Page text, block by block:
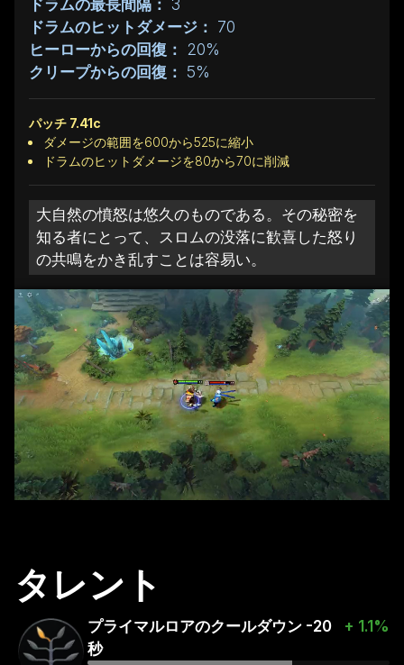
ドラムの最長間隔： 3
ドラムのヒットダメージ： 70
ヒーローからの回復：
20%
クリープからの回復： 5%
パッチ 7.41c
ダメージの範囲を600から525に縮小
ドラムのヒットダメージを80から70に削減
大自然の憤怒は悠久のものである。その秘密を
知る者にとって、スロムの没落に歓喜した怒り
の共鳴をかき乱すことは容易い。
タレント
プライマルロアのクールダウン -20
秒
+ 1.1%